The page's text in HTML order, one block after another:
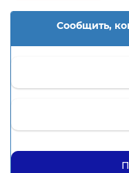
Сообщить,